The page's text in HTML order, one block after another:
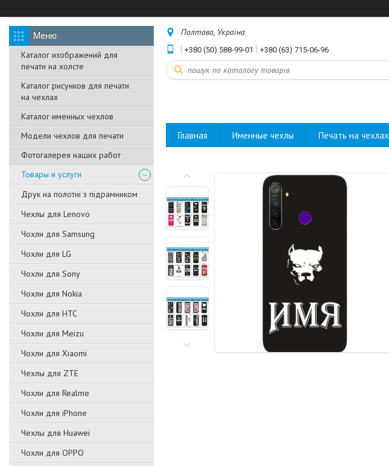
Каталог изображений для
печати на холсте
Каталог рисунков для печати
на чехлах
Каталог именных чехлов
Модели чехлов для печати
Фотогалерея наших работ
Товары и услуги
Друк на полотні з підрамником
Чехлы для Lenovo
Чохли для Samsung
Чохли для LG
Чохли для Sony
Чохли для Nokia
Чохли для HTC
Чохли для Meizu
Чохли для Xiaomi
Чехлы для ZTE
Чохли для Realme
Чохли для iPhone
Чехлы для Huawei
Чохли для OPPO
Полтава, Україна
+380 (50) 588-99-01 +380 (63) 715-06-96
Главная Именные чехлы Печать на чехлах